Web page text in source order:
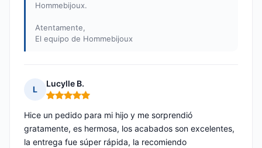
Hommebijoux.
Atentamente,
El equipo de Hommebijoux
L
Lucylle B.
Nota: 5 de 5
Hice un pedido para mi hijo y me sorprendió
gratamente, es hermosa, los acabados son excelentes,
la entrega fue súper rápida, la recomiendo